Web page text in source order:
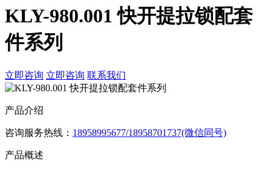
KLY-980.001 快开提拉锁配套
件系列
立即咨询 立即咨询 联系我们
产品介绍
咨询服务热线： 18958995677/18958701737(微信同号)
产品概述